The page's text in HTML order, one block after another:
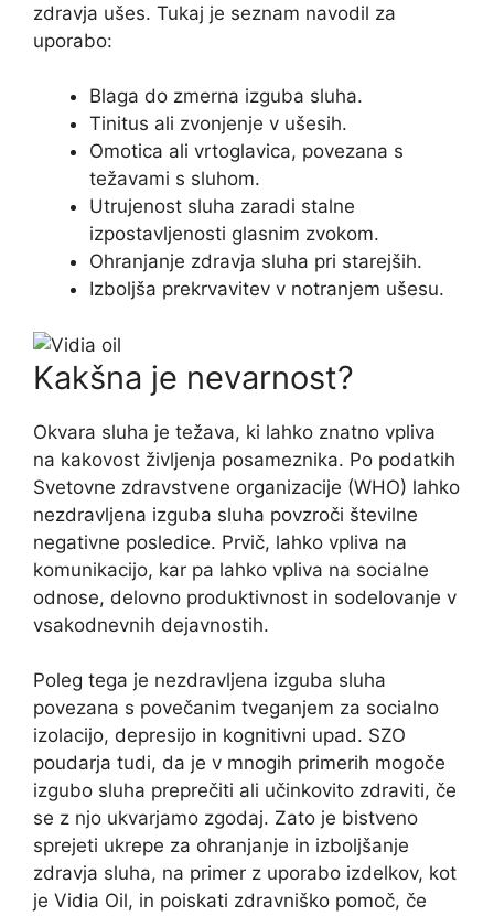
zdravja ušes. Tukaj je seznam navodil za
uporabo:
Blaga do zmerna izguba sluha.
Tinitus ali zvonjenje v ušesih.
Omotica ali vrtoglavica, povezana s
težavami s sluhom.
Utrujenost sluha zaradi stalne
izpostavljenosti glasnim zvokom.
Ohranjanje zdravja sluha pri starejših.
Izboljša prekrvavitev v notranjem ušesu.
Kakšna je nevarnost?
Okvara sluha je težava, ki lahko znatno vpliva
na kakovost življenja posameznika. Po podatkih
Svetovne zdravstvene organizacije (WHO) lahko
nezdravljena izguba sluha povzroči številne
negativne posledice. Prvič, lahko vpliva na
komunikacijo, kar pa lahko vpliva na socialne
odnose, delovno produktivnost in sodelovanje v
vsakodnevnih dejavnostih.
Poleg tega je nezdravljena izguba sluha
povezana s povečanim tveganjem za socialno
izolacijo, depresijo in kognitivni upad. SZO
poudarja tudi, da je v mnogih primerih mogoče
izgubo sluha preprečiti ali učinkovito zdraviti, če
se z njo ukvarjamo zgodaj. Zato je bistveno
sprejeti ukrepe za ohranjanje in izboljšanje
zdravja sluha, na primer z uporabo izdelkov, kot
je Vidia Oil, in poiskati zdravniško pomoč, če